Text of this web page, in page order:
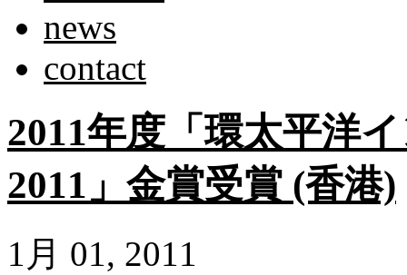
news
contact
2011年度「環太平洋
2011」金賞受賞 (香港)
1月 01, 2011